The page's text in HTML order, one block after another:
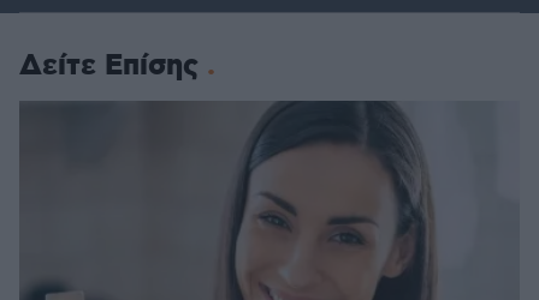
Δείτε Επίσης